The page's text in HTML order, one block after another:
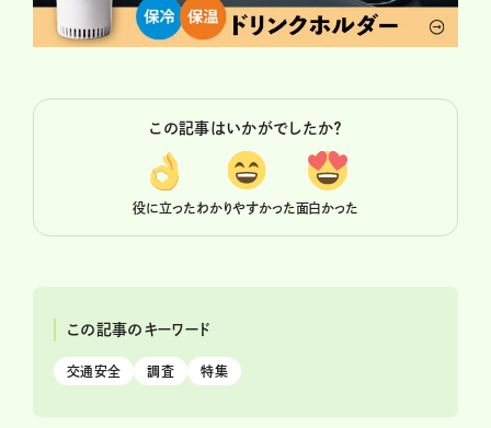
この記事はいかがでしたか？
役に立ったわかりやすかった面白かった
この記事のキーワード
交通安全 調査 特集